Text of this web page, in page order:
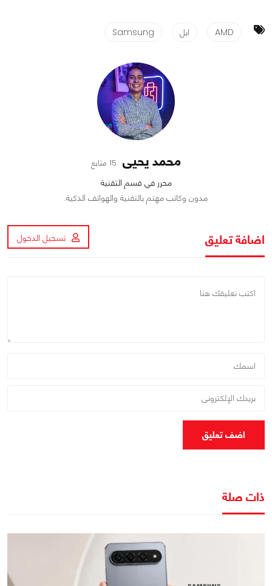
AMD ابل Samsung
محمد يحيى 15 متابع
محرر في قسم التقنية
مدون وكاتب مهتم بالتقنية والهواتف الذكية.
اضافة تعليق تسجيل الدخول
اضف تعليق
ذات صلة